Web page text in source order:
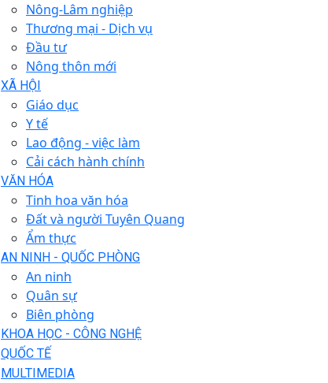
Nông-Lâm nghiệp
Thương mại - Dịch vụ
Đầu tư
Nông thôn mới
XÃ HỘI
Giáo dục
Y tế
Lao động - việc làm
Cải cách hành chính
VĂN HÓA
Tinh hoa văn hóa
Đất và người Tuyên Quang
Ẩm thực
AN NINH - QUỐC PHÒNG
An ninh
Quân sự
Biên phòng
KHOA HỌC - CÔNG NGHỆ
QUỐC TẾ
MULTIMEDIA